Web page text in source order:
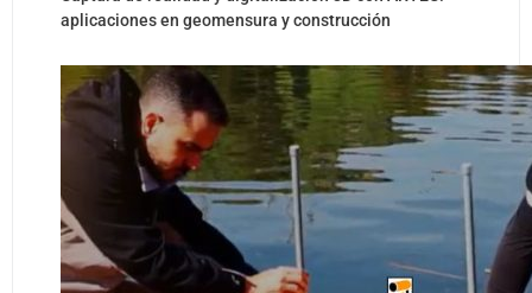
aplicaciones en geomensura y construcción